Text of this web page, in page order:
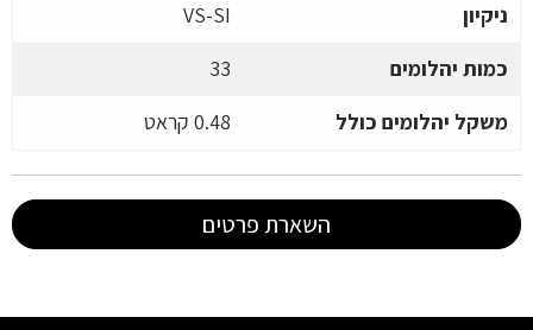
ניקיון
VS-SI
כמות יהלומים
33
משקל יהלומים כולל
0.48 קראט
השארת פרטים